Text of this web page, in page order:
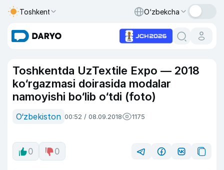
Toshkent O‘zbekcha
Toshkentda UzTextile Expo — 2018
ko‘rgazmasi doirasida modalar
namoyishi bo‘lib o‘tdi (foto)
O‘zbekiston 00:52 / 08.09.2018 1175
0 0